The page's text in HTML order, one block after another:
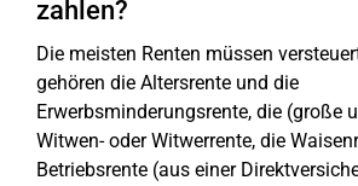
zahlen?
Die meisten Renten müssen
gehören die Altersrente und die
Erwerbsminderungsrente, die (große
Witwen- oder Witwerrente, die
Betriebsrente (aus einer